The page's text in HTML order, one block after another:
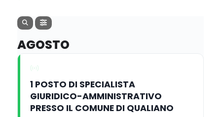
AGOSTO
1 POSTO DI SPECIALISTA
GIURIDICO-AMMINISTRATIVO
PRESSO IL COMUNE DI QUALIANO